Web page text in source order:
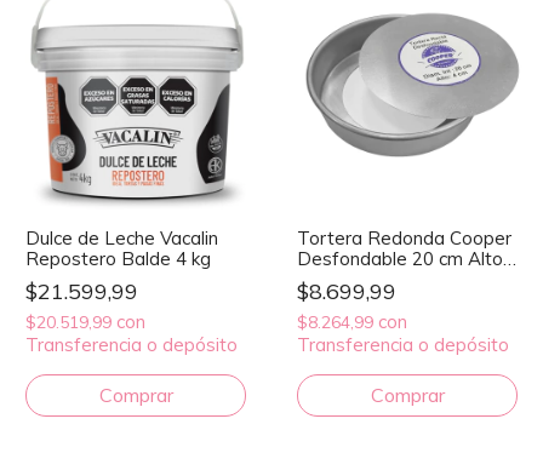
Dulce de Leche Vacalin
Repostero Balde 4 kg
$21.599,99
$20.519,99 con
Transferencia o depósito
Tortera Redonda Cooper
Desfondable 20 cm Alto
4 cm
$8.699,99
$8.264,99 con
Transferencia o depósito